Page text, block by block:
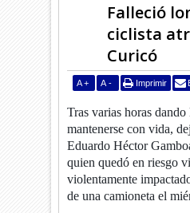
Falleció
ciclista
Curicó
A + A - Imprimir
Tras varias horas
mantenerse con vida,
Eduardo Héctor
quien quedó en riesgo
violentamente
de una camioneta el